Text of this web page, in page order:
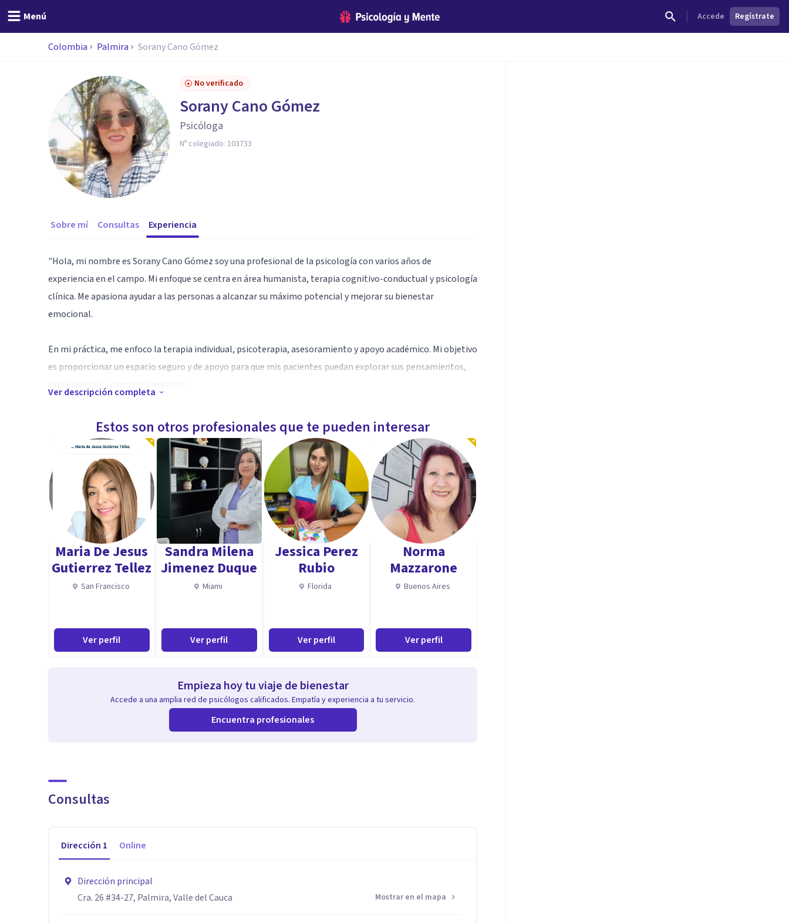
Menú Accede Regístrate
Colombia Palmira Sorany Cano Gómez
No verificado
Sorany Cano Gómez
Psicóloga
Nº colegiado: 103733
Sobre mí Consultas Experiencia
"Hola, mi nombre es Sorany Cano Gómez soy una profesional de la psicología con varios años de
experiencia en el campo. Mi enfoque se centra en área humanista, terapia cognitivo-conductual y psicología
clínica. Me apasiona ayudar a las personas a alcanzar su máximo potencial y mejorar su bienestar
emocional.
En mi práctica, me enfoco la terapia individual, psicoterapia, asesoramiento y apoyo académico. Mi objetivo
es proporcionar un espacio seguro y de apoyo para que mis pacientes puedan explorar sus pensamientos,
Me gustaría trabajar contigo para el manejo de la depresión, manejo de la ansiedad, aumentar la
autoestima, ataques de pánico, duelos. Estoy comprometida con la confidencialidad y el respeto hacia mis
¿En qué puedo ayudarte hoy?"
Especialidad
Soy psicóloga con enfoque humanista y cognitivo conductual, con experiencia en el campo educativo, la
infancia, dificultades de aprendizaje, orientación pedagógica, acompañamiento en duelo, depresión, estrés,
ataques de pánico, ansiedad
Poseo aptitudes como la escucha activa, la empatía, paciente, comunicación asertiva, capacidad de análisis,
con ética profesional y manejo del estrés.
Ver descripción completa
Estos son otros profesionales que te pueden interesar
Maria De Jesus
Gutierrez Tellez
San Francisco
Ver perfil
Sandra Milena
Jimenez Duque
Miami
Ver perfil
Jessica Perez
Rubio
Florida
Ver perfil
Norma
Mazzarone
Buenos Aires
Ver perfil
Empieza hoy tu viaje de bienestar
Accede a una amplia red de psicólogos calificados. Empatía y experiencia a tu servicio.
Encuentra profesionales
Consultas
Dirección 1 Online
Dirección principal
Cra. 26 #34-27, Palmira, Valle del Cauca
Mostrar en el mapa